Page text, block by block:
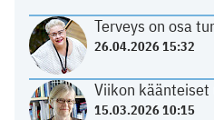
Terveys on osa
26.04.2026 15:32
Viikon käänteiset
15.03.2026 10:15